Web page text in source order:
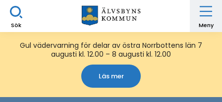
Sök Meny
Gul vädervarning för delar av östra Norrbottens län 7
augusti kl. 12.00 – 8 augusti kl. 12.00
Läs mer